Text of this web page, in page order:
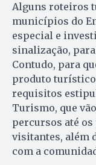
Alguns roteiros
municípios do
especial e
sinalização,
Contudo, para
produto
requisitos
Turismo, que
percursos até
visitantes, além
com a